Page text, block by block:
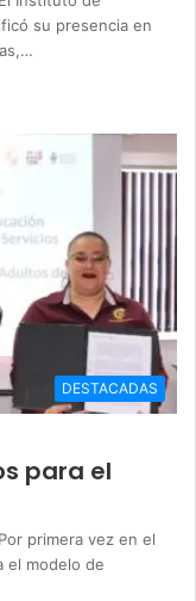
su presencia en
DESTACADAS
para el
primera vez en el
el modelo de